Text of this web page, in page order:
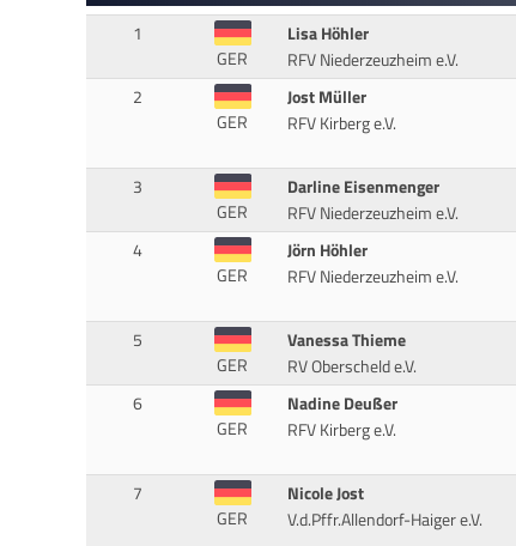
1
GER
Lisa Höhler
RFV Niederzeuzheim e.V.
2
GER
Jost Müller
RFV Kirberg e.V.
3
GER
Darline Eisenmenger
RFV Niederzeuzheim e.V.
4
GER
Jörn Höhler
RFV Niederzeuzheim e.V.
5
GER
Vanessa Thieme
RV Oberscheld e.V.
6
GER
Nadine Deußer
RFV Kirberg e.V.
7
GER
Nicole Jost
V.d.Pffr.Allendorf-Haiger e.V.